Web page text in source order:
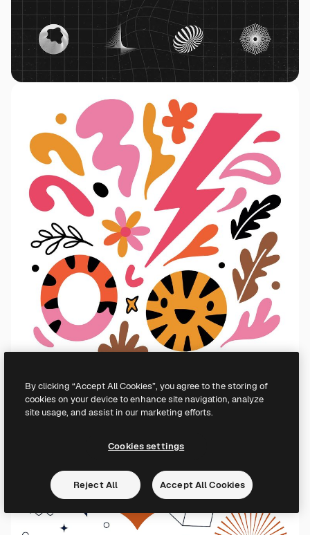
By clicking “Accept All Cookies”, you agree to the storing of
cookies on your device to enhance site navigation, analyze
site usage, and assist in our marketing efforts.
Cookies settings
Reject All Accept All Cookies